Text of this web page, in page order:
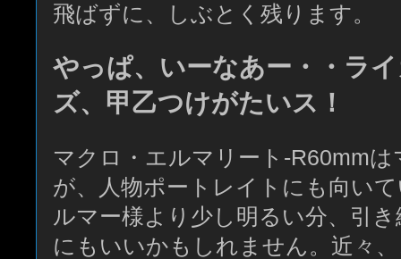
飛ばずに、しぶとく残ります。
やっぱ、いーなあー・・ラ
ズ、甲乙つけがたいス！
マクロ・エルマリート-R60mm
が、人物ポートレイトにも向い
ルマー様より少し明るい分、引
にもいいかもしれません。近々